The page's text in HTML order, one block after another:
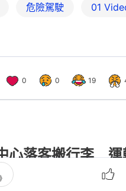
危險駕駛 01
0 0 19
心落客搬行李 運
止與該司機合作